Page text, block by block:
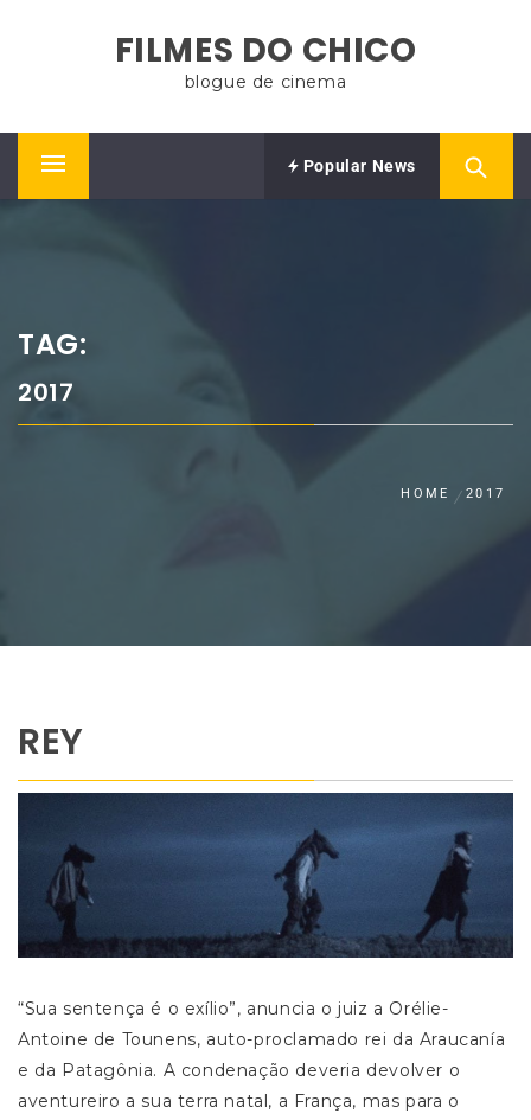
FILMES DO CHICO
blogue de cinema
Primary
Popular News
TAG:
2017
HOME 2017
REY
“Sua sentença é o exílio”, anuncia o juiz a Orélie-
Antoine de Tounens, auto-proclamado rei da Araucanía
e da Patagônia. A condenação deveria devolver o
aventureiro a sua terra natal, a França, mas para o